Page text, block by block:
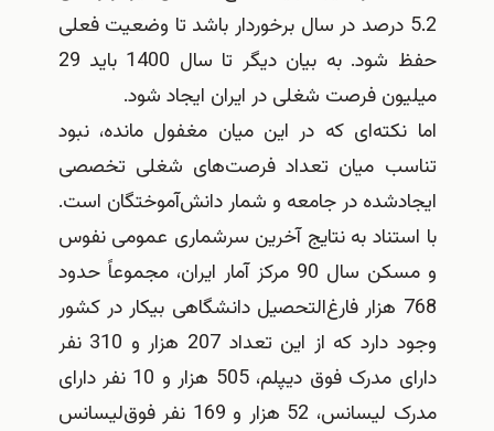
5.2 درصد در سال برخوردار باشد تا وضعیت فعلی
حفظ شود. به بیان دیگر تا سال 1400 باید 29
میلیون فرصت شغلی در ایران ایجاد شود.
اما نکته‌ای که در این میان مغفول مانده، نبود
تناسب میان تعداد فرصت‌های شغلی تخصصی
ایجادشده در جامعه و شمار دانش‌آموختگان است.
با استناد به نتایج آخرین سرشماری عمومی نفوس
و مسکن سال 90 مرکز آمار ایران، مجموعاً حدود
768 هزار فارغ‌التحصیل دانشگاهی بیکار در کشور
وجود دارد که از این تعداد 207 هزار و 310 نفر
دارای مدرک فوق دیپلم، 505 هزار و 10 نفر دارای
مدرک لیسانس، 52 هزار و 169 نفر فوق‌لیسانس